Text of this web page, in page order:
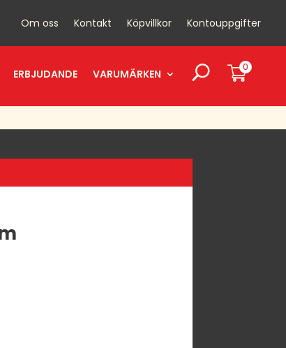
Om oss Kontakt Köpvillkor Kontouppgifter
ERBJUDANDE VARUMÄRKEN
0